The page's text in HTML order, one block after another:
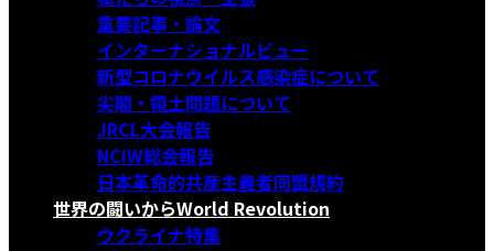
重要記事・論文
インターナショナルビュー
新型コロナウイルス感染症について
尖閣・領土問題について
JRCL大会報告
NCIW総会報告
日本革命的共産主義者同盟規約
世界の闘いからWorld Revolution
ウクライナ特集